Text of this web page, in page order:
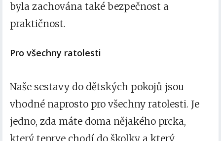
byla zachována také bezpečnost a
praktičnost.
Pro všechny ratolesti
Naše sestavy do dětských pokojů jsou
vhodné naprosto pro všechny ratolesti. Je
jedno, zda máte doma nějakého prcka,
který teprve chodí do školky a který